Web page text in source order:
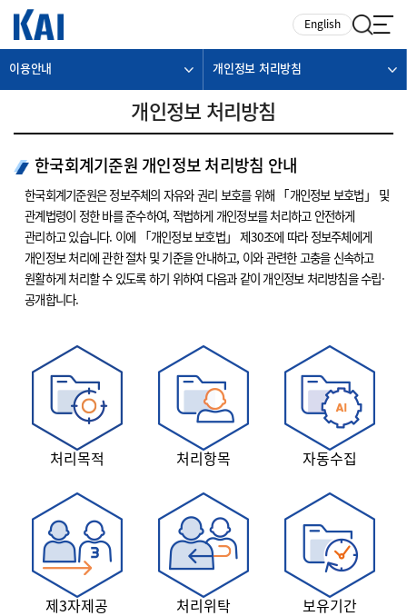
English
이용안내 개인정보 처리방침
개인정보 처리방침
한국회계기준원 개인정보 처리방침 안내
한국회계기준원은 정보주체의 자유와 권리 보호를 위해 「개인정보 보호법」 및
관계법령이 정한 바를 준수하여, 적법하게 개인정보를 처리하고 안전하게
관리하고 있습니다. 이에 「개인정보 보호법」 제30조에 따라 정보주체에게
개인정보 처리에 관한 절차 및 기준을 안내하고, 이와 관련한 고충을 신속하고
원활하게 처리할 수 있도록 하기 위하여 다음과 같이 개인정보 처리방침을 수립·
공개합니다.
처리목적 처리항목 자동수집
제3자제공 처리위탁 보유기간